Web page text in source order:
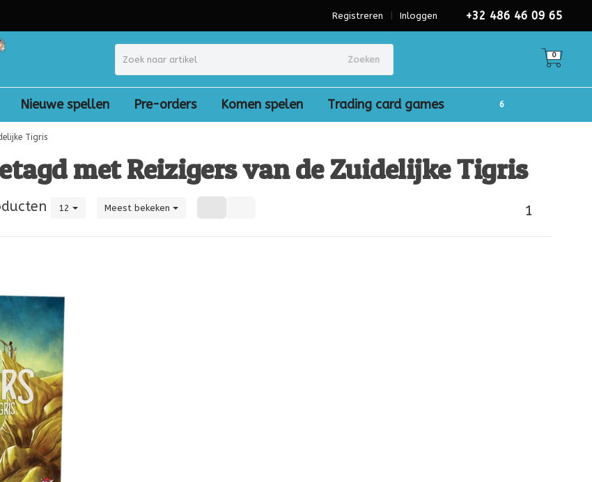
+32 486 46 09 65
Inloggen
Registreren
Zoeken 0
Nieuwe spellen Pre-orders Komen spelen Trading card games
Tigris
met Reizigers van de Zuidelijke Tigris
12 Meest bekeken 1